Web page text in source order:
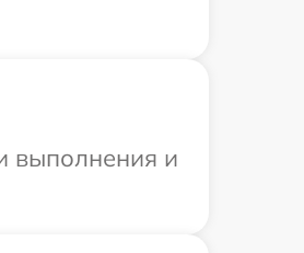
выполнения и